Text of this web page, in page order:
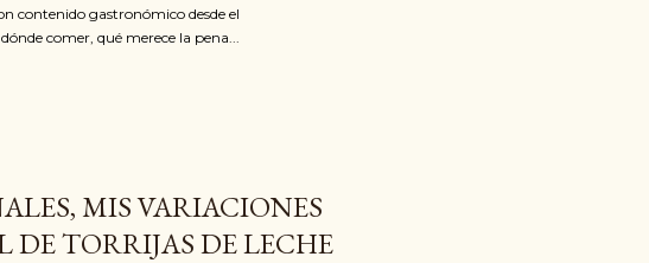
contenido gastronómico desde el
comer, qué merece la pena...
MIS VARIACIONES
TORRIJAS DE LECHE